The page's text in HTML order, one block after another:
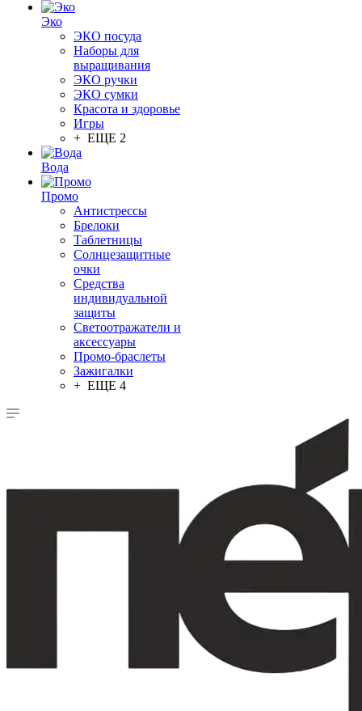
Эко
ЭКО посуда
Наборы для
выращивания
ЭКО ручки
ЭКО сумки
Красота и здоровье
Игры
+ ЕЩЕ 2
Вода
Промо
Антистрессы
Брелоки
Таблетницы
Солнцезащитные
очки
Средства
индивидуальной
защиты
Светоотражатели и
аксессуары
Промо-браслеты
Зажигалки
+ ЕЩЕ 4